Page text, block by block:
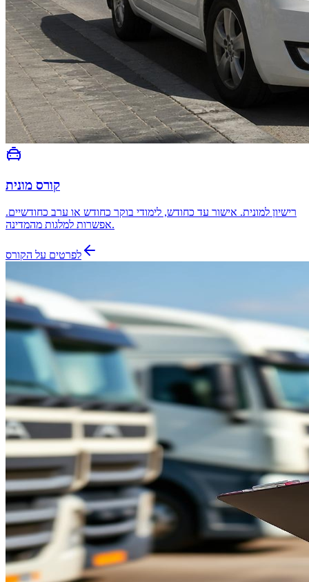
קורס מונית
רישיון למונית. אישור עד כחודש, לימודי בוקר כחודש או ערב כחודשיים.
אפשרות למלגות מהמדינה.
לפרטים על הקורס